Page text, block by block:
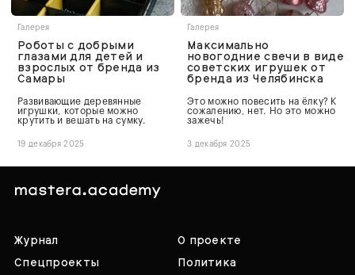
Галерея
Роботы с добрыми
глазами для детей и
взрослых от бренда из
Самары
Развивающие деревянные
игрушки, которые можно
крутить и вешать на сумку.
19 декабря 2025
Галерея
Максимально
новогодние свечи в виде
советских игрушек от
бренда из Челябинска
Это можно повесить на ёлку? К
сожалению, нет. Но это можно
зажечь!
3 декабря 2025
Журнал
Спецпроекты
О проекте
Политика